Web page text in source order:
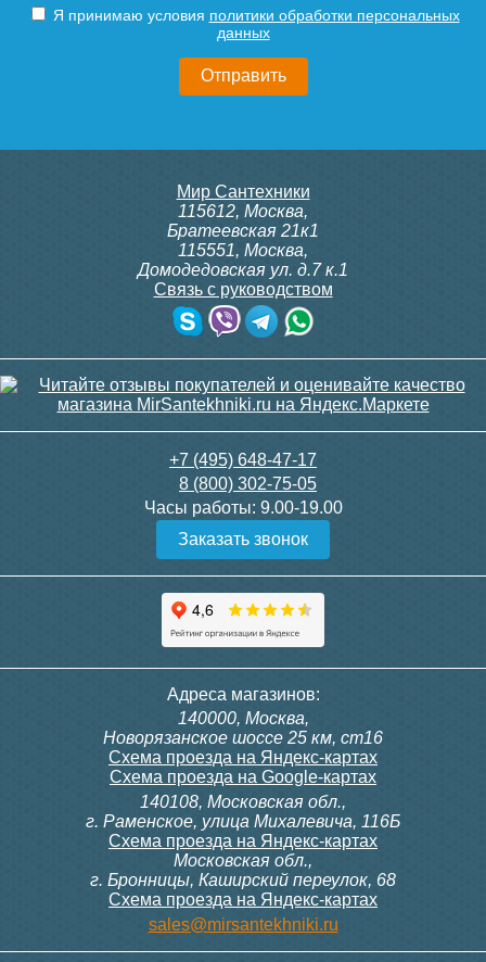
Я принимаю условия политики обработки персональных
данных
Мир Сантехники
115612, Москва,
Братеевская 21к1
115551, Москва,
Домодедовская ул. д.7 к.1
Связь с руководством
+7 (495) 648-47-17
8 (800) 302-75-05
Часы работы: 9.00-19.00
Заказать звонок
Адреса магазинов:
140000, Москва,
Новорязанское шоссе 25 км, ст16
Схема проезда на Яндекс-картах
Схема проезда на Google-картах
140108, Московская обл.,
г. Раменское, улица Михалевича, 116Б
Схема проезда на Яндекс-картах
Московская обл.,
г. Бронницы, Каширский переулок, 68
Схема проезда на Яндекс-картах
sales@mirsantekhniki.ru